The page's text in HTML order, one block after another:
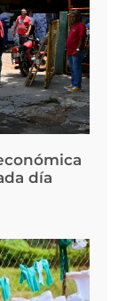
día